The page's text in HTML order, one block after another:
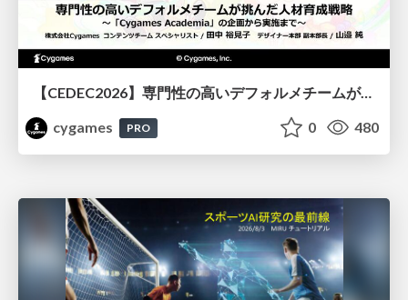
【CEDEC2026】専門性の高いデフォルメチームが挑んだ人材育成戦略 〜Cygames Academiaの企画から実施まで〜
cygames
PRO 0 480